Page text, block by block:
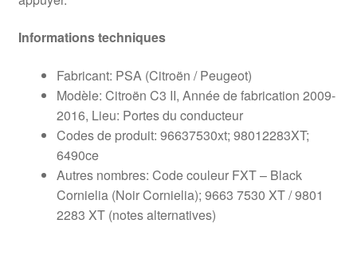
Informations techniques
Fabricant: PSA (Citroën / Peugeot)
Modèle: Citroën C3 II, Année de fabrication 2009-
2016, Lieu: Portes du conducteur
Codes de produit: 96637530xt; 98012283XT;
6490ce
Autres nombres: Code couleur FXT – Black
Cornielia (Noir Cornielia); 9663 7530 XT / 9801
2283 XT (notes alternatives)